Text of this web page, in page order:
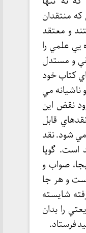
منتقدان
و معتقد
يي علمي را
و مستدل
کتاب خود
ناشيانه مي
نقض اين
قابل
شود. نقد
است. گويا
صواب و
و هر جا
شايسته
را بدان
فرستاد.